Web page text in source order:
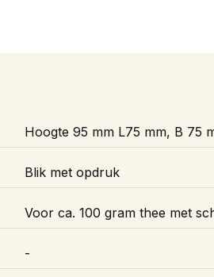
Hoogte 95 mm L75 mm, B 75
Blik met opdruk
Voor ca. 100 gram thee met
-